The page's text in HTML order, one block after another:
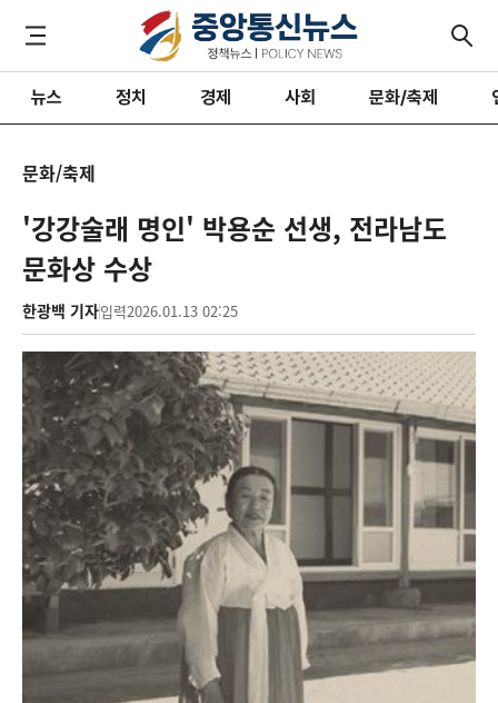
뉴스 정치 경제 사회 문화/축제
문화/축제
'강강술래 명인' 박용순 선생, 전라남도
문화상 수상
한광백 기자입력2026.01.13 02:25